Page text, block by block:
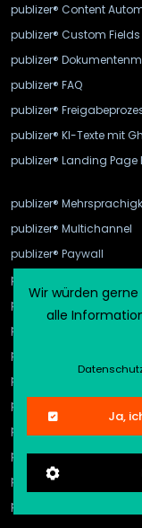
publizer® Content
publizer® Custom Fields
publizer®
publizer® FAQ
publizer®
publizer® KI-Texte mit
publizer® Landing Page
publizer®
publizer® Multichannel
publizer® Paywall
publizer® Produkte
publizer® Rollen und
publizer® SEO
publizer® Statistik
publizer® Stellenanzeigen
publizer® Tags
publizer® Translation
publizer®
publizer®
publizer® WebHook
Wir würden
alle
Ja,